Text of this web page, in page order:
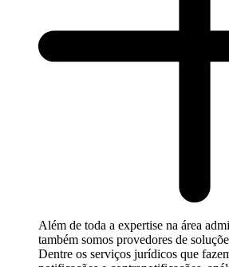
Além de toda a expertise na área
também somos provedores de
Dentre os serviços jurídicos que